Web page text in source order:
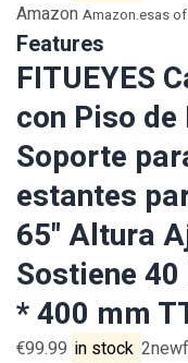
Amazon Amazon.esas
Features
FITUEYES
con Piso
Soporte
estantes
65" Altura
Sostiene
* 400 mm
€99.99 in stock